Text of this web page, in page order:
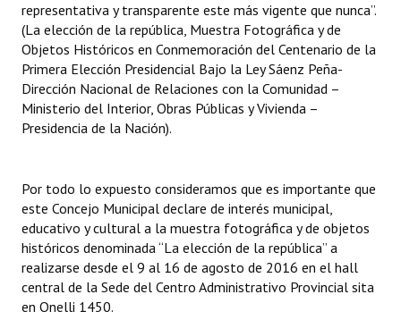
Huéspedes de Honor - Registro
Antiguos Pobladores - Registro
Reconocimientos - Registro
Bariloche, Municipio intercultural
REFORMA DE LA CARTA ORGÁNICA
representativa y transparente este más vigente que nunca”.
(La elección de la república, Muestra Fotográfica y de
Objetos Históricos en Conmemoración del Centenario de la
Primera Elección Presidencial Bajo la Ley Sáenz Peña-
Dirección Nacional de Relaciones con la Comunidad –
Ministerio del Interior, Obras Públicas y Vivienda –
Presidencia de la Nación).
Por todo lo expuesto consideramos que es importante que
este Concejo Municipal declare de interés municipal,
educativo y cultural a la muestra fotográfica y de objetos
históricos denominada “La elección de la república” a
realizarse desde el 9 al 16 de agosto de 2016 en el hall
central de la Sede del Centro Administrativo Provincial sita
en Onelli 1450.